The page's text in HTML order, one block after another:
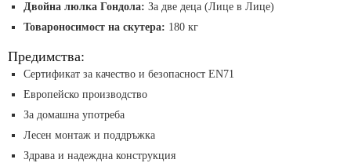
Двойна люлка Гондола: За две деца (Лице в Лице)
Товароносимост на скутера: 180 кг
Предимства:
Сертификат за качество и безопасност EN71
Европейско производство
За домашна употреба
Лесен монтаж и поддръжка
Здрава и надеждна конструкция